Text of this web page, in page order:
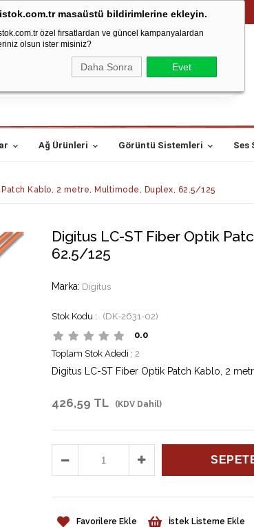
masaüstü bildirimlerine ekleyin.
özel fırsatlardan ve güncel kampanyalardan
olsun ister misiniz?
Daha Sonra Evet
Ağ Ürünleri Görüntü Sistemleri Ses
Kablo, 2 metre, Multimode, Duplex, 62.5/125
Marka: Digitus
Digitus LC-ST Fiber Optik
62.5/125
(DK-2631-02)
0.0
Toplam Stok Adedi : 2
Digitus LC-ST Fiber Optik Patch Kablo, 2
426,59 TL (KDV Dahil)
Favorilere Ekle İstek Listeme Ekle